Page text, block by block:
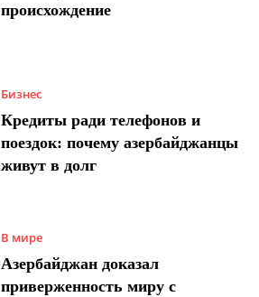
происхождение
Бизнес
Кредиты ради телефонов и
поездок: почему азербайджанцы
живут в долг
В мире
Азербайджан доказал
приверженность миру с